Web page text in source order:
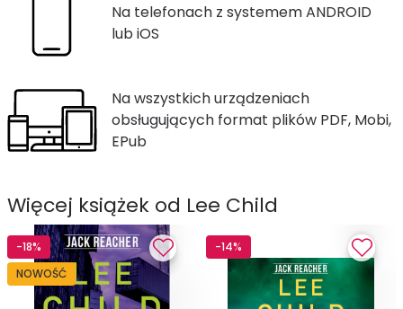
Na telefonach z systemem ANDROID
lub iOS
Na wszystkich urządzeniach
obsługujących format plików PDF, Mobi,
EPub
Więcej książek od Lee Child
-18%
NOWOŚĆ
-14%